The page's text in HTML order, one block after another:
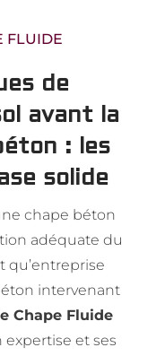
FLUIDE
de
avant la
: les
solide
chape béton
adéquate du
qu’entreprise
intervenant
Chape Fluide
et ses